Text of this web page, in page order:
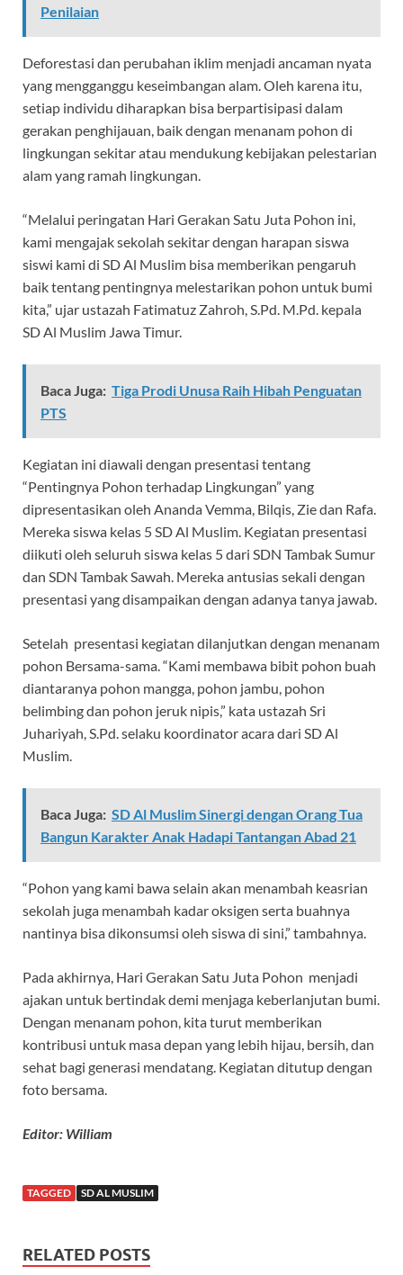
Penilaian
Deforestasi dan perubahan iklim menjadi ancaman nyata
yang mengganggu keseimbangan alam. Oleh karena itu,
setiap individu diharapkan bisa berpartisipasi dalam
gerakan penghijauan, baik dengan menanam pohon di
lingkungan sekitar atau mendukung kebijakan pelestarian
alam yang ramah lingkungan.
“Melalui peringatan Hari Gerakan Satu Juta Pohon ini,
kami mengajak sekolah sekitar dengan harapan siswa
siswi kami di SD Al Muslim bisa memberikan pengaruh
baik tentang pentingnya melestarikan pohon untuk bumi
kita,” ujar ustazah Fatimatuz Zahroh, S.Pd. M.Pd. kepala
SD Al Muslim Jawa Timur.
Baca Juga: Tiga Prodi Unusa Raih Hibah Penguatan
PTS
Kegiatan ini diawali dengan presentasi tentang
“Pentingnya Pohon terhadap Lingkungan” yang
dipresentasikan oleh Ananda Vemma, Bilqis, Zie dan Rafa.
Mereka siswa kelas 5 SD Al Muslim. Kegiatan presentasi
diikuti oleh seluruh siswa kelas 5 dari SDN Tambak Sumur
dan SDN Tambak Sawah. Mereka antusias sekali dengan
presentasi yang disampaikan dengan adanya tanya jawab.
Setelah presentasi kegiatan dilanjutkan dengan menanam
pohon Bersama-sama. “Kami membawa bibit pohon buah
diantaranya pohon mangga, pohon jambu, pohon
belimbing dan pohon jeruk nipis,” kata ustazah Sri
Juhariyah, S.Pd. selaku koordinator acara dari SD Al
Muslim.
Baca Juga: SD Al Muslim Sinergi dengan Orang Tua
Bangun Karakter Anak Hadapi Tantangan Abad 21
“Pohon yang kami bawa selain akan menambah keasrian
sekolah juga menambah kadar oksigen serta buahnya
nantinya bisa dikonsumsi oleh siswa di sini,” tambahnya.
Pada akhirnya, Hari Gerakan Satu Juta Pohon menjadi
ajakan untuk bertindak demi menjaga keberlanjutan bumi.
Dengan menanam pohon, kita turut memberikan
kontribusi untuk masa depan yang lebih hijau, bersih, dan
sehat bagi generasi mendatang. Kegiatan ditutup dengan
foto bersama.
Editor: William
TAGGED SD AL MUSLIM
RELATED POSTS